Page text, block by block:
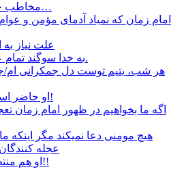
مخاطب خاص ِ حضرت مسیح…
امام زمان که نمیاد آدمای مؤمن و
علت نیاز به
به خدا سوگند تمام علم کتاب نزد ماست.
هر شب، یتیم توست دل جمکرانی ام/
او حاضر است ولی ظاهر نیست!
اگه ما بخواهیم در ظهور امام زمان
هیچ مومنی دعا نمیکند مگر اینکه
عجله
او هم منتظر بود، منم منتظرم!!